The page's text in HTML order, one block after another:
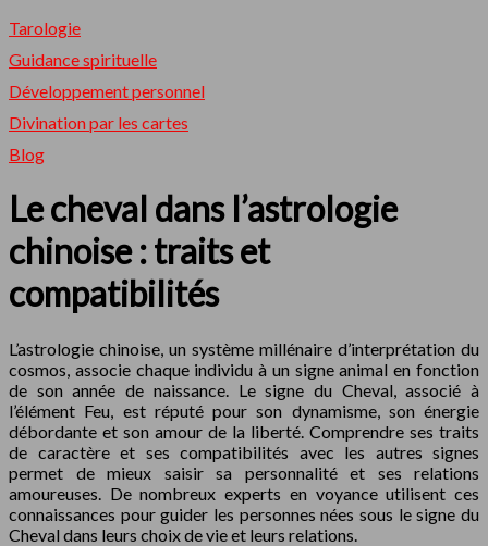
Tarologie
Guidance spirituelle
Développement personnel
Divination par les cartes
Blog
Le cheval dans l’astrologie
chinoise : traits et
compatibilités
L’astrologie chinoise, un système millénaire d’interprétation du
cosmos, associe chaque individu à un signe animal en fonction
de son année de naissance. Le signe du Cheval, associé à
l’élément Feu, est réputé pour son dynamisme, son énergie
débordante et son amour de la liberté. Comprendre ses traits
de caractère et ses compatibilités avec les autres signes
permet de mieux saisir sa personnalité et ses relations
amoureuses. De nombreux experts en voyance utilisent ces
connaissances pour guider les personnes nées sous le signe du
Cheval dans leurs choix de vie et leurs relations.